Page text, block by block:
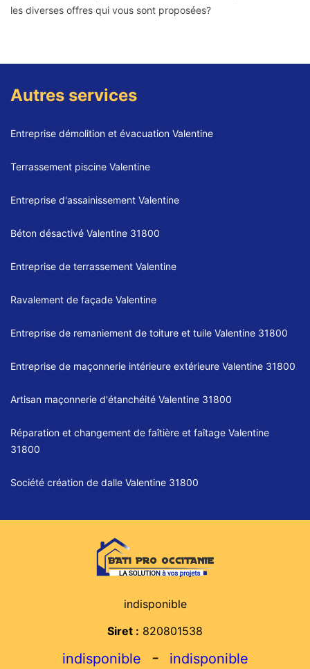
les diverses offres qui vous sont proposées?
Autres services
Entreprise démolition et évacuation Valentine
Terrassement piscine Valentine
Entreprise d'assainissement Valentine
Béton désactivé Valentine 31800
Entreprise de terrassement Valentine
Ravalement de façade Valentine
Entreprise de remaniement de toiture et tuile Valentine 31800
Entreprise de maçonnerie intérieure extérieure Valentine 31800
Artisan maçonnerie d'étanchéité Valentine 31800
Réparation et changement de faîtière et faîtage Valentine
31800
Société création de dalle Valentine 31800
indisponible
Siret : 820801538
indisponible - indisponible